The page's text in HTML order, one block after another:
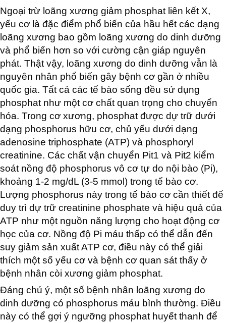
Ngoại trừ loãng xương giảm phosphat liên kết X,
yếu cơ là đặc điểm phổ biến của hầu hết các dạng
loãng xương bao gồm loãng xương do dinh dưỡng
và phổ biến hơn so với cường cận giáp nguyên
phát. Thật vậy, loãng xương do dinh dưỡng vẫn là
nguyên nhân phổ biến gây bệnh cơ gần ở nhiều
quốc gia. Tất cả các tế bào sống đều sử dụng
phosphat như một cơ chất quan trọng cho chuyển
hóa. Trong cơ xương, phosphat được dự trữ dưới
dạng phosphorus hữu cơ, chủ yếu dưới dạng
adenosine triphosphate (ATP) và phosphoryl
creatinine. Các chất vận chuyển Pit1 và Pit2 kiểm
soát nồng độ phosphorus vô cơ tự do nội bào (Pi),
khoảng 1-2 mg/dL (3-5 mmol) trong tế bào cơ.
Lượng phosphorus này trong tế bào cơ cần thiết để
duy trì dự trữ creatinine phosphate và hiệu quả của
ATP như một nguồn năng lượng cho hoạt động cơ
học của cơ. Nồng độ Pi máu thấp có thể dẫn đến
suy giảm sản xuất ATP cơ, điều này có thể giải
thích một số yếu cơ và bệnh cơ quan sát thấy ở
bệnh nhân còi xương giảm phosphat.
Đáng chú ý, một số bệnh nhân loãng xương do
dinh dưỡng có phosphorus máu bình thường. Điều
này có thể gợi ý ngưỡng phosphat huyết thanh để